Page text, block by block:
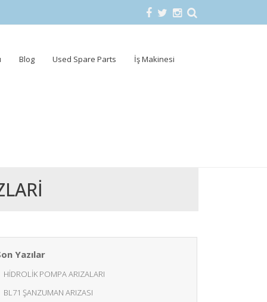
Blog Used Spare Parts İş Makinesi
Yazılar
HİDROLİK POMPA ARIZALARI
BL71 ŞANZUMAN ARIZASI